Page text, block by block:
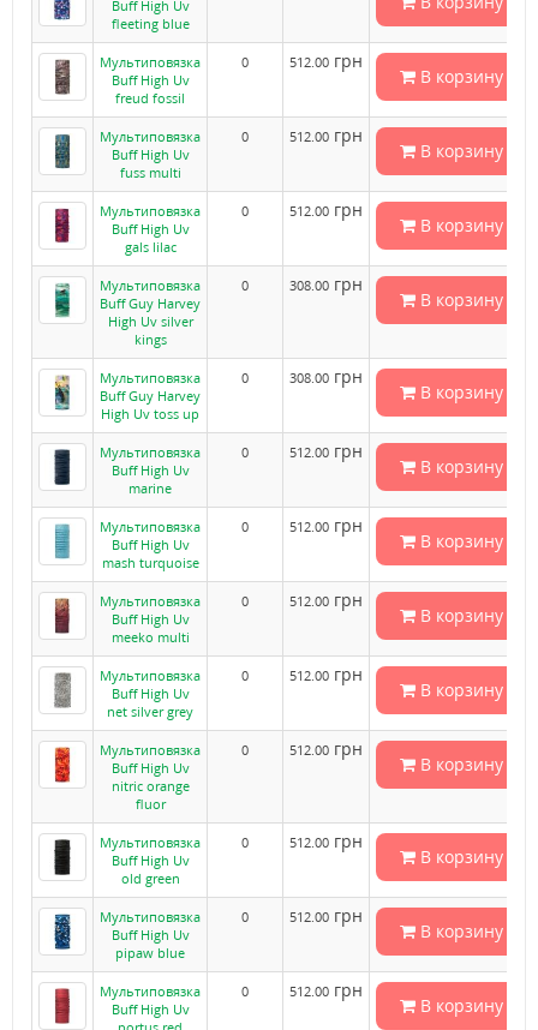
Buff High Uv
fleeting blue
Мультиповязка
Buff High Uv
freud fossil
0 512.00 грн
В корзину
Мультиповязка
Buff High Uv
fuss multi
0 512.00 грн
В корзину
Мультиповязка
Buff High Uv
gals lilac
0 512.00 грн
В корзину
Мультиповязка
Buff Guy Harvey
High Uv silver
kings
0 308.00 грн
В корзину
Мультиповязка
Buff Guy Harvey
High Uv toss up
0 308.00 грн
В корзину
Мультиповязка
Buff High Uv
marine
0 512.00 грн
В корзину
Мультиповязка
Buff High Uv
mash turquoise
0 512.00 грн
В корзину
Мультиповязка
Buff High Uv
meeko multi
0 512.00 грн
В корзину
Мультиповязка
Buff High Uv
net silver grey
0 512.00 грн
В корзину
Мультиповязка
Buff High Uv
nitric orange
fluor
0 512.00 грн
В корзину
Мультиповязка
Buff High Uv
old green
0 512.00 грн
В корзину
Мультиповязка
Buff High Uv
pipaw blue
0 512.00 грн
В корзину
Мультиповязка
Buff High Uv
0 512.00 грн
В корзину